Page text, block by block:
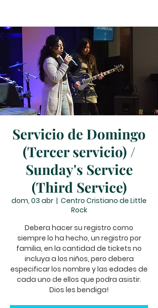
Servicio de Domingo
(Tercer servicio) /
Sunday's Service
(Third Service)
dom, 03 abr
  |
Centro Cristiano de Little
Rock
Debera hacer su registro como
siempre lo ha hecho, un registro por
familia, en la cantidad de tickets no
incluya a los niños, pero debera
especificar los nombre y las edades de
cada uno de ellos que podra asistir.
Dios les bendiga!